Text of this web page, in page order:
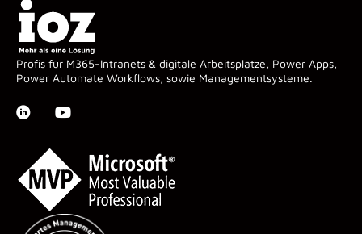
Profis für M365-Intranets & digitale Arbeitsplätze, Power Apps,
Power Automate Workflows, sowie Managementsysteme.